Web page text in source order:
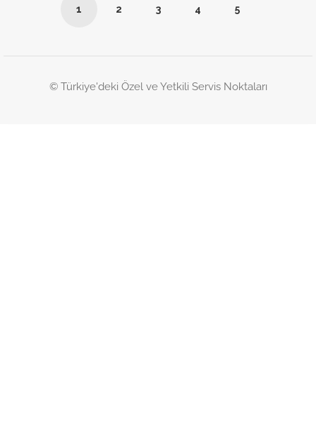
1 2 3 4 5
© Türkiye'deki Özel ve Yetkili Servis Noktaları